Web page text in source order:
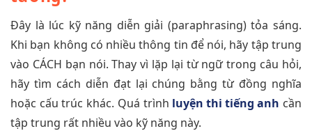
Đây là lúc kỹ năng diễn giải (paraphrasing) tỏa sáng.
Khi bạn không có nhiều thông tin để nói, hãy tập trung
vào CÁCH bạn nói. Thay vì lặp lại từ ngữ trong câu hỏi,
hãy tìm cách diễn đạt lại chúng bằng từ đồng nghĩa
hoặc cấu trúc khác. Quá trình luyện thi tiếng anh cần
tập trung rất nhiều vào kỹ năng này.